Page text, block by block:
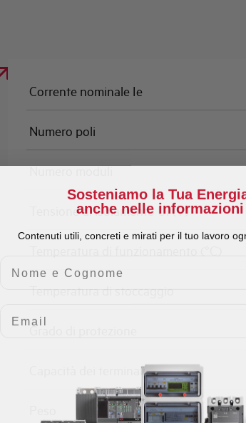
Corrente nominale Ie
Numero poli
Numero moduli
Tensione di isolamento Ui (V)
Temperatura di stoccaggio
Grado di protezione
Capacità dei terminali
Sosteniamo la Tua Energia,
anche nelle informazioni